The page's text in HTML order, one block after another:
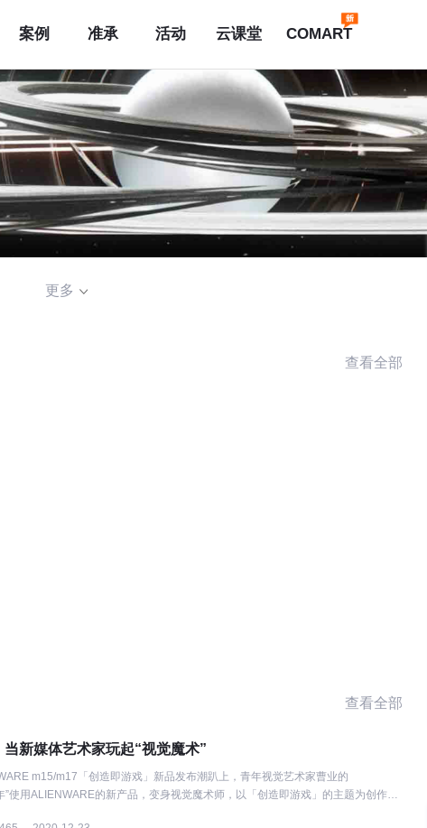
案例 准承 活动 云课堂 COMART
更多
查看全部
查看全部
新媒体艺术家玩起“视觉魔术”
m15/m17「创造即游戏」新品发布潮趴上，青年视觉艺术家曹业的
”使用ALIENWARE的新产品，变身视觉魔术师，以「创造即游戏」的主题为创作灵